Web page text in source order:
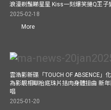
浪漫剃鬚睇星星 Kiss一刻爆笑撻Q王子
2025-02-18
More
雲浩影新碟「TOUCH OF ABSENCE」
為影靚相瞓枱底珠片拮肉身體扭曲 新
唱
2025-01-20